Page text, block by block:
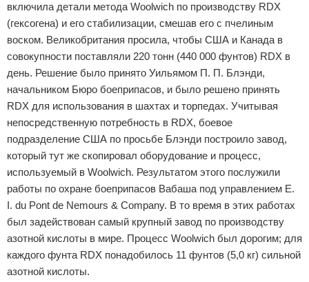
включила детали метода Woolwich по производству RDX
(гексогена) и его стабилизации, смешав его с пчелиным
воском. Великобритания просила, чтобы США и Канада в
совокупности поставляли 220 тонн (440 000 фунтов) RDX в
день. Решение было принято Уильямом П. П. Блэнди,
начальником Бюро боеприпасов, и было решено принять
RDX для использования в шахтах и ​​торпедах. Учитывая
непосредственную потребность в RDX, боевое
подразделение США по просьбе Блэнди построило завод,
который тут же скопировал оборудование и процесс,
используемый в Woolwich. Результатом этого послужили
работы по охране боеприпасов Вабаша под управлением E.
I. du Pont de Nemours & Company. В то время в этих работах
был задействован самый крупный завод по производству
азотной кислоты в мире. Процесс Woolwich был дорогим; для
каждого фунта RDX понадобилось 11 фунтов (5,0 кг) сильной
азотной кислоты.